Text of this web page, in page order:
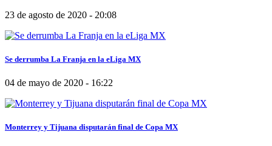
23 de agosto de 2020 - 20:08
Se derrumba La Franja en la eLiga MX
04 de mayo de 2020 - 16:22
Monterrey y Tijuana disputarán final de Copa MX